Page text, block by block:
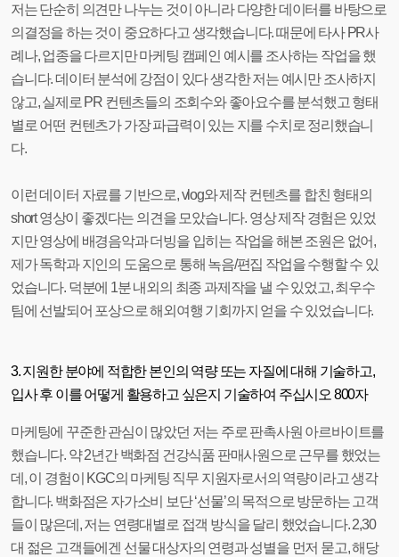
저는 단순히 의견만 나누는 것이 아니라 다양한 데이터를 바탕으로
의결정을 하는 것이 중요하다고 생각했습니다. 때문에 타사 PR사
례나, 업종을 다르지만 마케팅 캠페인 예시를 조사하는 작업을 했
습니다. 데이터 분석에 강점이 있다 생각한 저는 예시만 조사하지
않고, 실제로 PR 컨텐츠들의 조회수와 좋아요수를 분석했고 형태
별로 어떤 컨텐츠가 가장 파급력이 있는 지를 수치로 정리했습니
다.
이런 데이터 자료를 기반으로, vlog와 제작 컨텐츠를 합친 형태의
short 영상이 좋겠다는 의견을 모았습니다. 영상 제작 경험은 있었
지만 영상에 배경음악과 더빙을 입히는 작업을 해본 조원은 없어,
제가 독학과 지인의 도움으로 통해 녹음/편집 작업을 수행할 수 있
었습니다. 덕분에 1분 내외의 최종 과제작을 낼 수 있었고, 최우수
팀에 선발되어 포상으로 해외여행 기회까지 얻을 수 있었습니다.
3. 지원한 분야에 적합한 본인의 역량 또는 자질에 대해 기술하고,
입사 후 이를 어떻게 활용하고 싶은지 기술하여 주십시오 800자
마케팅에 꾸준한 관심이 많았던 저는 주로 판촉사원 아르바이트를
했습니다. 약 2년간 백화점 건강식품 판매사원으로 근무를 했었는
데, 이 경험이 KGC의 마케팅 직무 지원자로서의 역량이라고 생각
합니다. 백화점은 자가소비 보단 ‘선물’의 목적으로 방문하는 고객
들이 많은데, 저는 연령대별로 접객 방식을 달리 했었습니다. 2,30
대 젊은 고객들에겐 선물 대상자의 연령과 성별을 먼저 묻고, 해당